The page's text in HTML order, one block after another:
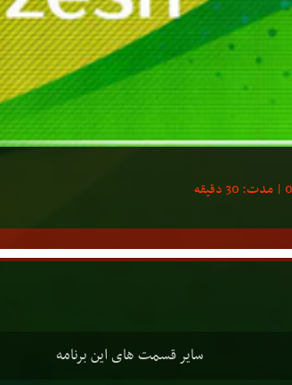
سایر قسمت های این برنامه